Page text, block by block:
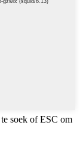
soek of ESC om